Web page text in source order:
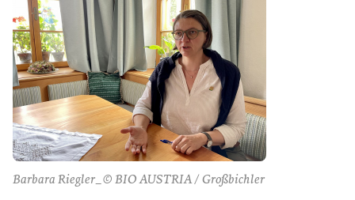
Barbara Riegler_© BIO AUSTRIA / Großbichler